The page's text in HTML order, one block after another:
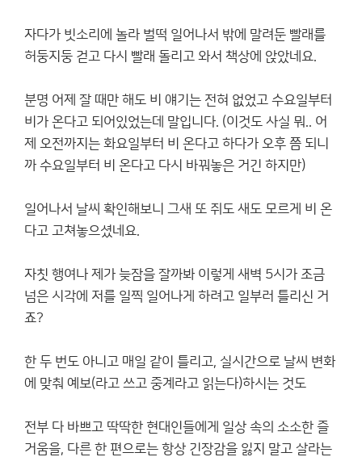
자다가 빗소리에 놀라 벌떡 일어나서 밖에 말려둔 빨래를
허둥지둥 걷고 다시 빨래 돌리고 와서 책상에 앉았네요.
분명 어제 잘 때만 해도 비 얘기는 전혀 없었고 수요일부터
비가 온다고 되어있었는데 말입니다. (이것도 사실 뭐.. 어
제 오전까지는 화요일부터 비 온다고 하다가 오후 쯤 되니
까 수요일부터 비 온다고 다시 바꿔놓은 거긴 하지만)
일어나서 날씨 확인해보니 그새 또 쥐도 새도 모르게 비 온
다고 고쳐놓으셨네요.
자칫 행여나 제가 늦잠을 잘까봐 이렇게 새벽 5시가 조금
넘은 시각에 저를 일찍 일어나게 하려고 일부러 틀리신 거
죠?
한 두 번도 아니고 매일 같이 틀리고, 실시간으로 날씨 변화
에 맞춰 예보(라고 쓰고 중계라고 읽는다)하시는 것도
전부 다 바쁘고 딱딱한 현대인들에게 일상 속의 소소한 즐
거움을, 다른 한 편으로는 항상 긴장감을 잃지 말고 살라는